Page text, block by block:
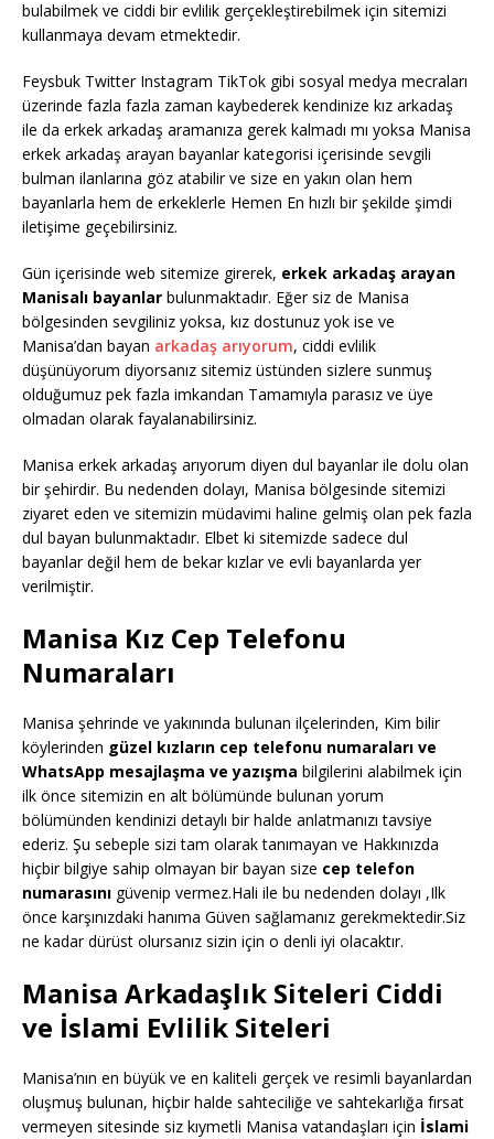
bulabilmek ve ciddi bir evlilik gerçekleştirebilmek için sitemizi
kullanmaya devam etmektedir.
Feysbuk Twitter Instagram TikTok gibi sosyal medya mecraları
üzerinde fazla fazla zaman kaybederek kendinize kız arkadaş
ile da erkek arkadaş aramanıza gerek kalmadı mı yoksa Manisa
erkek arkadaş arayan bayanlar kategorisi içerisinde sevgili
bulman ilanlarına göz atabilir ve size en yakın olan hem
bayanlarla hem de erkeklerle Hemen En hızlı bir şekilde şimdi
iletişime geçebilirsiniz.
Gün içerisinde web sitemize girerek, erkek arkadaş arayan
Manisalı bayanlar bulunmaktadır. Eğer siz de Manisa
bölgesinden sevgiliniz yoksa, kız dostunuz yok ise ve
Manisa’dan bayan arkadaş arıyorum, ciddi evlilik
düşünüyorum diyorsanız sitemiz üstünden sizlere sunmuş
olduğumuz pek fazla imkandan Tamamıyla parasız ve üye
olmadan olarak fayalanabilirsiniz.
Manisa erkek arkadaş arıyorum diyen dul bayanlar ile dolu olan
bir şehirdir. Bu nedenden dolayı, Manisa bölgesinde sitemizi
ziyaret eden ve sitemizin müdavimi haline gelmiş olan pek fazla
dul bayan bulunmaktadır. Elbet ki sitemizde sadece dul
bayanlar değil hem de bekar kızlar ve evli bayanlarda yer
verilmiştir.
Manisa Kız Cep Telefonu
Numaraları
Manisa şehrinde ve yakınında bulunan ilçelerinden, Kim bilir
köylerinden güzel kızların cep telefonu numaraları ve
WhatsApp mesajlaşma ve yazışma bilgilerini alabilmek için
ilk önce sitemizin en alt bölümünde bulunan yorum
bölümünden kendinizi detaylı bir halde anlatmanızı tavsiye
ederiz. Şu sebeple sizi tam olarak tanımayan ve Hakkınızda
hiçbir bilgiye sahip olmayan bir bayan size cep telefon
numarasını güvenip vermez.Hali ile bu nedenden dolayı ,Ilk
önce karşınızdaki hanıma Güven sağlamanız gerekmektedir.Siz
ne kadar dürüst olursanız sizin için o denli iyi olacaktır.
Manisa Arkadaşlık Siteleri Ciddi
ve İslami Evlilik Siteleri
Manisa’nın en büyük ve en kaliteli gerçek ve resimli bayanlardan
oluşmuş bulunan, hiçbir halde sahteciliğe ve sahtekarlığa fırsat
vermeyen sitesinde siz kıymetli Manisa vatandaşları için İslami